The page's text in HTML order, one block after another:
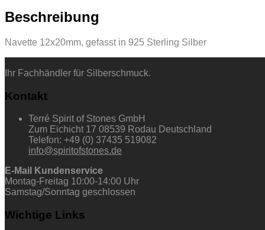
Beschreibung
Navette 12x20mm, gefasst in 925 Sterling Silber
Ihr Fachhändler für Silberschmuck.
Kontakt
Terré Spirit of Stones GmbH
Zum Eichicht 17 08539 Rodau Deutschland
Telefon: +49 (0) 37435 519082
info@spiritofstones.de
E-Mail Kundenservice
Montag-Freitag 10:00-14:00 Uhr
Samstag/Sonntag geschlossen
Wichtige Links